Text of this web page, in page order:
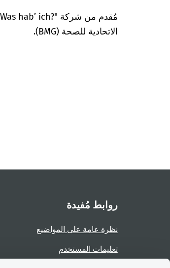
الاتحادية للصحة (BMG).
روابط مُفيدة
نظرة عامة على المواضيع
تعليمات المستخدم